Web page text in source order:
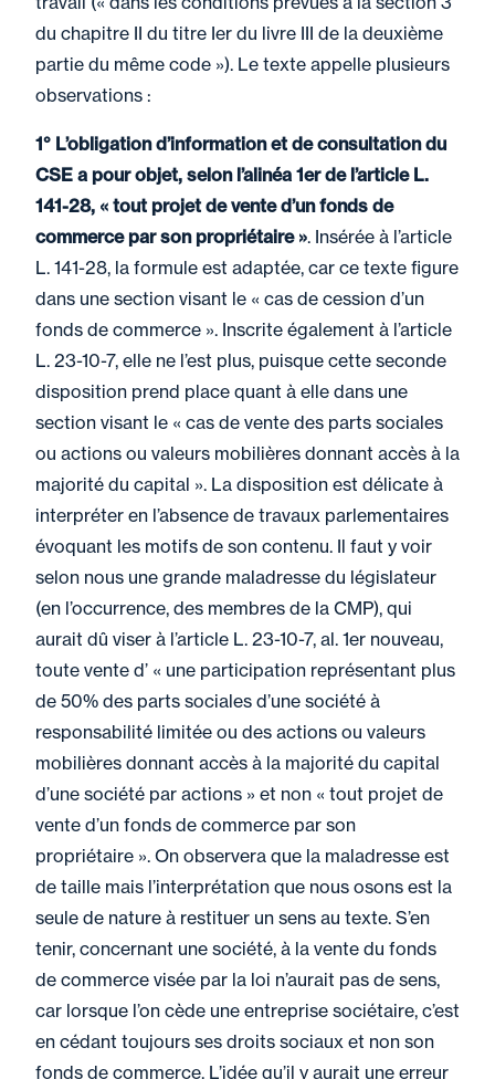
du chapitre II du titre Ier du livre III de la deuxième
partie du même code »). Le texte appelle plusieurs
observations :
1° L’obligation d’information et de consultation du
CSE a pour objet, selon l’alinéa 1er de l’article L.
141-28, « tout projet de vente d’un fonds de
commerce par son propriétaire ». Insérée à l’article
L. 141-28, la formule est adaptée, car ce texte figure
dans une section visant le « cas de cession d’un
fonds de commerce ». Inscrite également à l’article
L. 23-10-7, elle ne l’est plus, puisque cette seconde
disposition prend place quant à elle dans une
section visant le « cas de vente des parts sociales
ou actions ou valeurs mobilières donnant accès à la
majorité du capital ». La disposition est délicate à
interpréter en l’absence de travaux parlementaires
évoquant les motifs de son contenu. Il faut y voir
selon nous une grande maladresse du législateur
(en l’occurrence, des membres de la CMP), qui
aurait dû viser à l’article L. 23-10-7, al. 1er nouveau,
toute vente d’ « une participation représentant plus
de 50% des parts sociales d’une société à
responsabilité limitée ou des actions ou valeurs
mobilières donnant accès à la majorité du capital
d’une société par actions » et non « tout projet de
vente d’un fonds de commerce par son
propriétaire ». On observera que la maladresse est
de taille mais l’interprétation que nous osons est la
seule de nature à restituer un sens au texte. S’en
tenir, concernant une société, à la vente du fonds
de commerce visée par la loi n’aurait pas de sens,
car lorsque l’on cède une entreprise sociétaire, c’est
en cédant toujours ses droits sociaux et non son
fonds de commerce. L’idée qu’il y aurait une erreur